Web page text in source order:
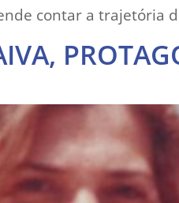
contar a trajetória